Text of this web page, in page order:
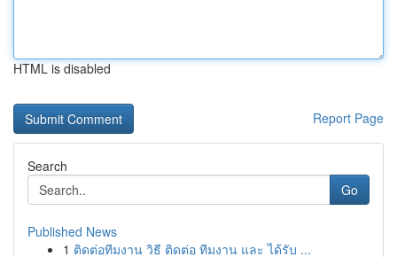
HTML is disabled
Report Page
Search
Go
Published News
1 ติดต่อทีมงาน วิธี ติดต่อ ทีมงาน และ ได้รับ ...